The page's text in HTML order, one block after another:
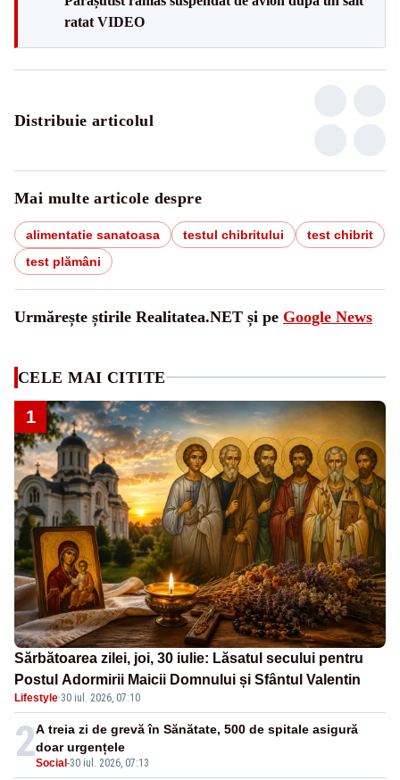
ratat VIDEO
Distribuie articolul
Mai multe articole despre
alimentatie sanatoasa testul chibritului
test chibrit
test plămâni
Urmărește știrile Realitatea.NET și pe Google News
CELE MAI CITITE
1
Sărbătoarea zilei, joi, 30 iulie: Lăsatul secului pentru
Postul Adormirii Maicii Domnului și Sfântul Valentin
Lifestyle·30 iul. 2026, 07:10
2Social -30 iul. 2026, 07:13
A treia zi de grevă în Sănătate, 500 de spitale asigură
doar urgențele